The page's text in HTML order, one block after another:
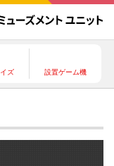
ズ 設置ゲーム機